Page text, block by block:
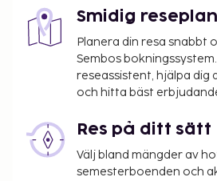
Smidig
Planera din resa snabbt
Sembos
reseassistent, hjälpa dig
och hitta bäst
Res på ditt sätt
Välj bland mängder av
semesterboenden och